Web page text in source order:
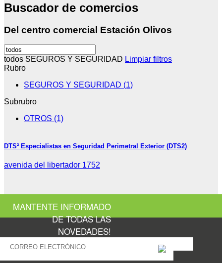
Buscador de comercios
Del centro comercial Estación Olivos
todos SEGUROS Y SEGURIDAD Limpiar filtros
Rubro
SEGUROS Y SEGURIDAD (1)
Subrubro
OTROS (1)
DTS² Especialistas en Seguridad Perimetral Exterior (DTS2)
avenida del libertador 1752
MANTENTE INFORMADO
DE TODAS LAS
NOVEDADES!